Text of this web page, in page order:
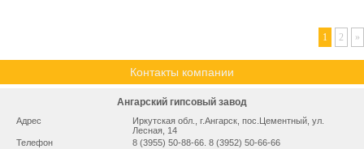
1 2 »
Контакты компании
Ангарский гипсовый завод
Адрес
Иркутская обл., г.Ангарск, пос.Цементный, ул.
Лесная, 14
Телефон
8 (3955) 50-88-66. 8 (3952) 50-66-66